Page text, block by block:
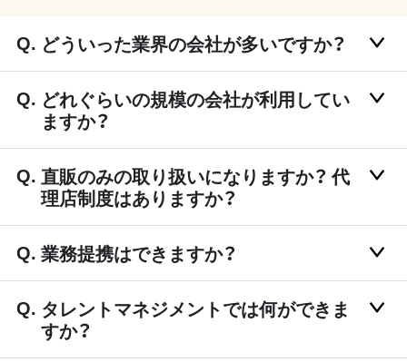
どういった業界の会社が多いですか？
どれぐらいの規模の会社が利用してい
ますか？
直販のみの取り扱いになりますか？ 代
理店制度はありますか？
業務提携はできますか？
タレントマネジメントでは何ができま
すか？